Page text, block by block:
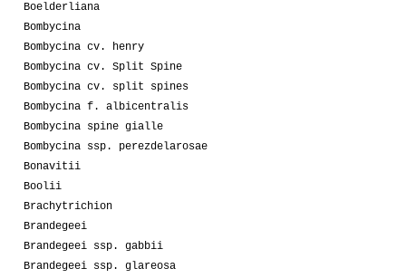
Boelderliana
Bombycina
Bombycina cv. henry
Bombycina cv. Split Spine
Bombycina cv. split spines
Bombycina f. albicentralis
Bombycina spine gialle
Bombycina ssp. perezdelarosae
Bonavitii
Boolii
Brachytrichion
Brandegeei
Brandegeei ssp. gabbii
Brandegeei ssp. glareosa